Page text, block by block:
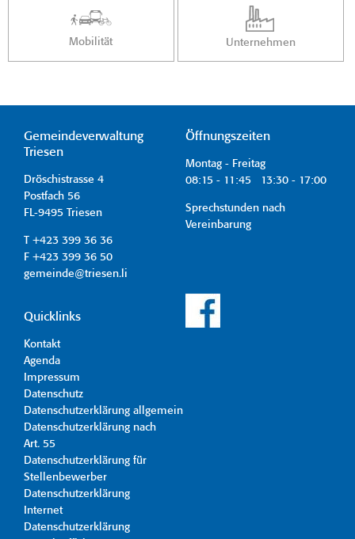
Mobilität Unternehmen
Gemeindeverwaltung
Triesen
Dröschistrasse 4
Postfach 56
FL-9495 Triesen
T +423 399 36 36
F +423 399 36 50
gemeinde@triesen.li
Öffnungszeiten
Montag - Freitag
08:15 - 11:45 13:30 - 17:00
Sprechstunden nach
Vereinbarung
Quicklinks
Kontakt
Agenda
Impressum
Datenschutz
Datenschutzerklärung allgemein
Datenschutzerklärung nach
Art. 55
Datenschutzerklärung für
Stellenbewerber
Datenschutzerklärung
Internet
Datenschutzerklärung